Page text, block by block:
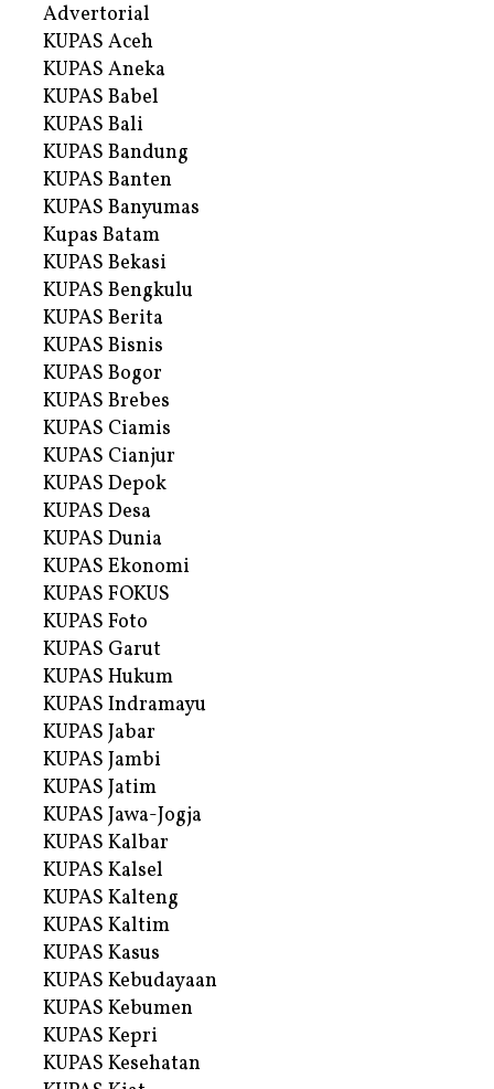
Advertorial
KUPAS Aceh
KUPAS Aneka
KUPAS Babel
KUPAS Bali
KUPAS Bandung
KUPAS Banten
KUPAS Banyumas
Kupas Batam
KUPAS Bekasi
KUPAS Bengkulu
KUPAS Berita
KUPAS Bisnis
KUPAS Bogor
KUPAS Brebes
KUPAS Ciamis
KUPAS Cianjur
KUPAS Depok
KUPAS Desa
KUPAS Dunia
KUPAS Ekonomi
KUPAS FOKUS
KUPAS Foto
KUPAS Garut
KUPAS Hukum
KUPAS Indramayu
KUPAS Jabar
KUPAS Jambi
KUPAS Jatim
KUPAS Jawa-Jogja
KUPAS Kalbar
KUPAS Kalsel
KUPAS Kalteng
KUPAS Kaltim
KUPAS Kasus
KUPAS Kebudayaan
KUPAS Kebumen
KUPAS Kepri
KUPAS Kesehatan